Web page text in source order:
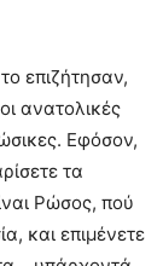
επιζήτησαν,
ανατολικές
Εφόσον,
τα
Ρώσος, πού
και επιμένετε